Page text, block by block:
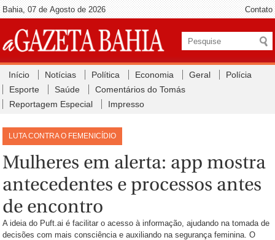
Bahia, 07 de Agosto de 2026 Contato
Início Notícias Política Economia Geral
Polícia
Esporte
Saúde
Comentários do Tomás
Reportagem Especial
Impresso
LUTA CONTRA O FEMENICÍDIO
Mulheres em alerta: app mostra
antecedentes e processos antes
de encontro
A ideia do Puft.ai é facilitar o acesso à informação, ajudando na tomada de
decisões com mais consciência e auxiliando na segurança feminina. O